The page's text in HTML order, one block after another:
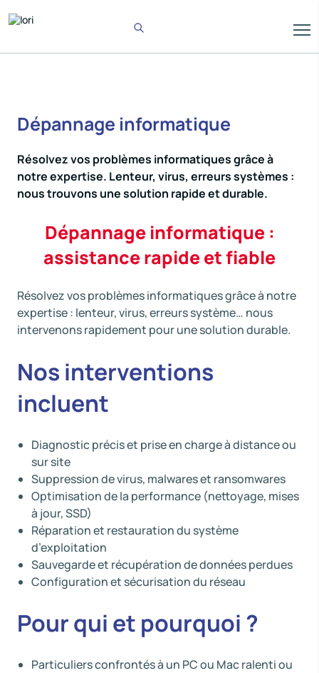
Dépannage informatique
Résolvez vos problèmes informatiques grâce à
notre expertise. Lenteur, virus, erreurs systèmes :
nous trouvons une solution rapide et durable.
Dépannage informatique :
assistance rapide et fiable
Résolvez vos problèmes informatiques grâce à notre
expertise : lenteur, virus, erreurs système… nous
intervenons rapidement pour une solution durable.
Nos interventions
incluent
Diagnostic précis et prise en charge à distance ou
sur site
Suppression de virus, malwares et ransomwares
Optimisation de la performance (nettoyage, mises
à jour, SSD)
Réparation et restauration du système
d’exploitation
Sauvegarde et récupération de données perdues
Configuration et sécurisation du réseau
Pour qui et pourquoi ?
Particuliers confrontés à un PC ou Mac ralenti ou